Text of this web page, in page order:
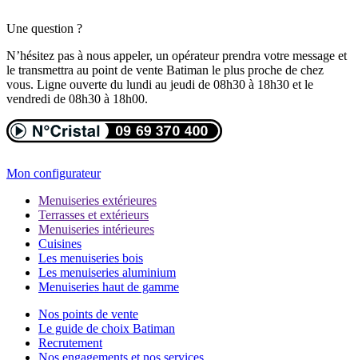
Une question ?
N’hésitez pas à nous appeler, un opérateur prendra votre message et
le transmettra au point de vente Batiman le plus proche de chez
vous. Ligne ouverte du lundi au jeudi de 08h30 à 18h30 et le
vendredi de 08h30 à 18h00.
Mon configurateur
Menuiseries extérieures
Terrasses et extérieurs
Menuiseries intérieures
Cuisines
Les menuiseries bois
Les menuiseries aluminium
Menuiseries haut de gamme
Nos points de vente
Le guide de choix Batiman
Recrutement